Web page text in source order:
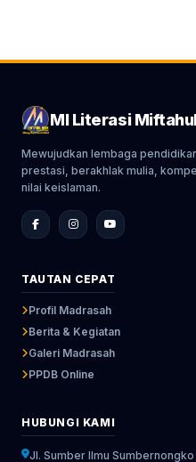
MI Literasi
Mewujudkan lembaga
prestasi, berakhlak mulia,
nilai keislaman.
TAUTAN CEPAT
Profil Madrasah
Berita & Kegiatan
Galeri Madrasah
PPDB Online
HUBUNGI KAMI
Jl. Sumber Ilmu